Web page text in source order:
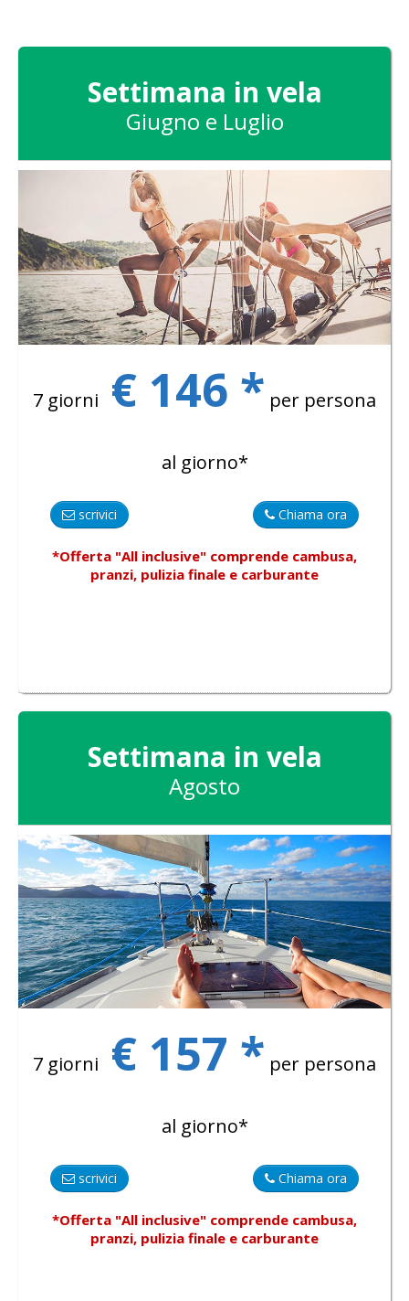
Settimana in vela
Giugno e Luglio
7 giorni € 146 * per persona
al giorno*
Chiama ora
scrivici
*Offerta "All inclusive" comprende cambusa,
pranzi, pulizia finale e carburante
Settimana in vela
Agosto
7 giorni € 157 * per persona
al giorno*
Chiama ora
scrivici
*Offerta "All inclusive" comprende cambusa,
pranzi, pulizia finale e carburante